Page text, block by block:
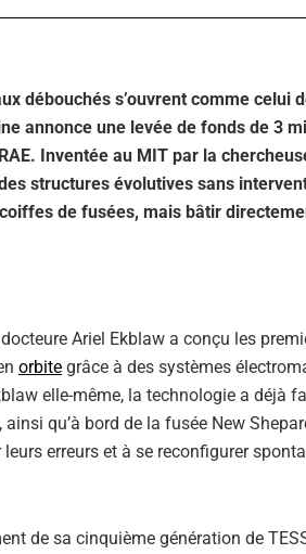
débouchés s’ouvrent comme celui
annonce une levée de fonds de 3
Inventée au MIT par la
structures évolutives sans
de fusées, mais bâtir
Ariel Ekblaw a conçu les
orbite grâce à des systèmes
elle-même, la technologie a déjà
qu’à bord de la fusée New
erreurs et à se reconfigurer
de sa cinquième génération de